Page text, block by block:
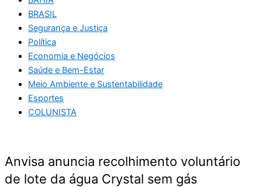
BRASIL
Segurança e Justiça
Política
Economia e Negócios
Saúde e Bem-Estar
Meio Ambiente e Sustentabilidade
Esportes
COLUNISTA
Anvisa anuncia recolhimento voluntário
de lote da água Crystal sem gás